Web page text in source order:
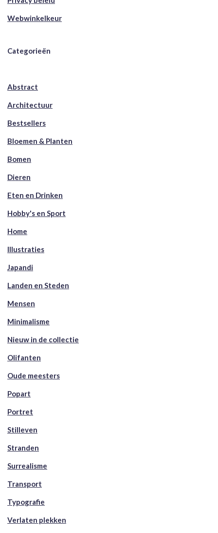
Webwinkelkeur
Categorieën
Abstract
Architectuur
Bestsellers
Bloemen & Planten
Bomen
Dieren
Eten en Drinken
Hobby's en Sport
Home
Illustraties
Japandi
Landen en Steden
Mensen
Minimalisme
Nieuw in de collectie
Olifanten
Oude meesters
Popart
Portret
Stilleven
Stranden
Surrealisme
Transport
Typografie
Verlaten plekken